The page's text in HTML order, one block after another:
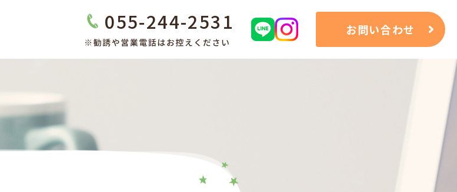
055-244-2531 お問い合わせ